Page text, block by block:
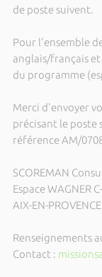
de poste suivent.
Pour l'ensemble
anglais/français
du programme
Merci d'envoyer
précisant le poste
référence AM/
SCOREMAN
Espace WAGNER
AIX-EN-
Renseignements
Contact :